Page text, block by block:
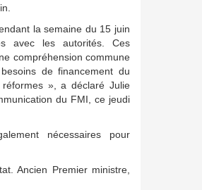
la semaine du 15 juin
avec les autorités. Ces
compréhension commune
de financement du
», a déclaré Julie
du FMI, ce jeudi
nécessaires pour
Ancien Premier ministre,